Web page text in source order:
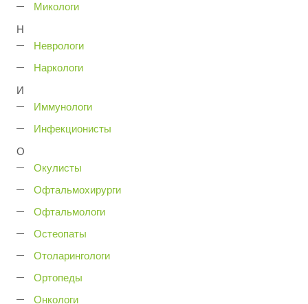
Микологи
Н
Неврологи
Наркологи
И
Иммунологи
Инфекционисты
О
Окулисты
Офтальмохирурги
Офтальмологи
Остеопаты
Отоларингологи
Ортопеды
Онкологи